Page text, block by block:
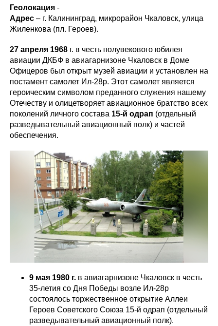
Геолокация -
Адрес – г. Калининград, микрорайон Чкаловск, улица
Жиленкова (пл. Героев).
27 апреля 1968 г. в честь полувекового юбилея
авиации ДКБФ в авиагарнизоне Чкаловск в Доме
Офицеров был открыт музей авиации и установлен на
постамент самолет Ил-28р. Этот самолет является
героическим символом преданного служения нашему
Отечеству и олицетворяет авиационное братство всех
поколений личного состава 15-й одрап (отдельный
разведывательный авиационный полк) и частей
обеспечения.
9 мая 1980 г. в авиагарнизоне Чкаловск в честь
35-летия со Дня Победы возле Ил-28р
состоялось торжественное открытие Аллеи
Героев Советского Союза 15-й одрап (отдельный
разведывательный авиационный полк).